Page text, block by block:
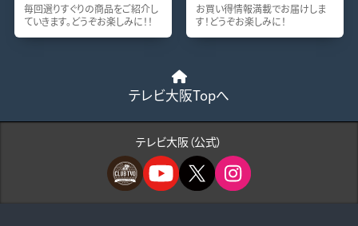
毎回選りすぐりの商品をご紹介し
ていきます。どうぞお楽しみに！！
お買い得情報満載でお届けしま
す！どうぞお楽しみに！
テレビ大阪Topへ
テレビ大阪（公式）